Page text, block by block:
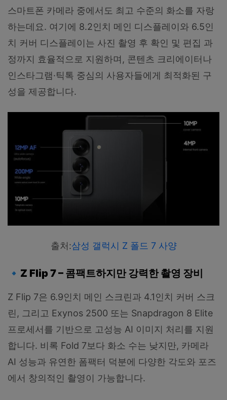
스마트폰 카메라 중에서도 최고 수준의 화소를 자랑
하는데요. 여기에 8.2인치 메인 디스플레이와 6.5인
치 커버 디스플레이는 사진 촬영 후 확인 및 편집 과
정까지 효율적으로 지원하며, 콘텐츠 크리에이터나
인스타그램·틱톡 중심의 사용자들에게 최적화된 구
성을 제공합니다.
출처:삼성 갤럭시 Z 폴드 7 사양
🔹 Z Flip 7 – 콤팩트하지만 강력한 촬영 장비
Z Flip 7은 6.9인치 메인 스크린과 4.1인치 커버 스크
린, 그리고 Exynos 2500 또는 Snapdragon 8 Elite
프로세서를 기반으로 고성능 AI 이미지 처리를 지원
합니다. 비록 Fold 7보다 화소 수는 낮지만, 카메라
AI 성능과 유연한 폼팩터 덕분에 다양한 각도와 포즈
에서 창의적인 촬영이 가능합니다.